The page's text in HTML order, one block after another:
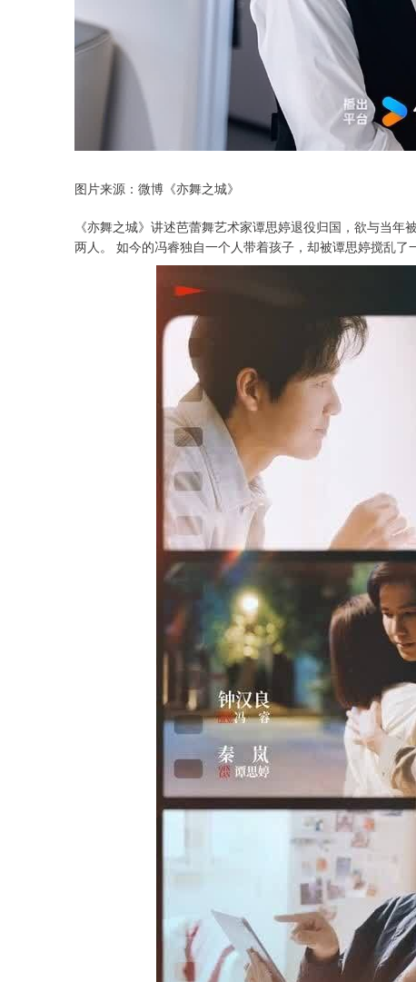
图片来源：微博《亦舞之城》
《亦舞之城》讲述芭蕾舞艺术家谭思婷退役归国，欲与当
两人。 如今的冯睿独自一个人带着孩子，却被谭思婷搅乱了